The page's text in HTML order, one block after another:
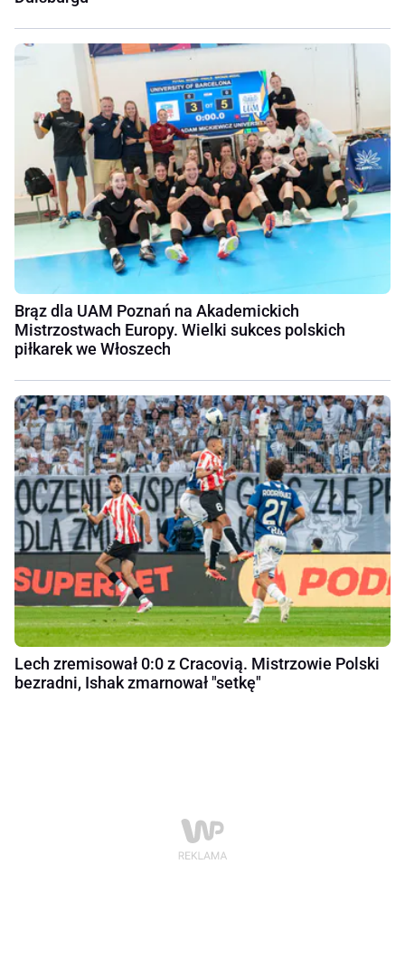
Brąz dla UAM Poznań na Akademickich
Mistrzostwach Europy. Wielki sukces polskich
piłkarek we Włoszech
Lech zremisował 0:0 z Cracovią. Mistrzowie Polski
bezradni, Ishak zmarnował "setkę"